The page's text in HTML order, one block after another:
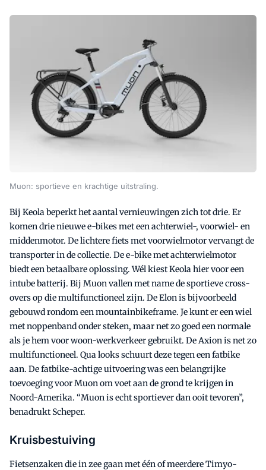
Muon: sportieve en krachtige uitstraling.
Bij Keola beperkt het aantal vernieuwingen zich tot drie. Er
komen drie nieuwe e-bikes met een achterwiel-, voorwiel- en
middenmotor. De lichtere fiets met voorwielmotor vervangt de
transporter in de collectie. De e-bike met achterwielmotor
biedt een betaalbare oplossing. Wél kiest Keola hier voor een
intube batterij. Bij Muon vallen met name de sportieve cross-
overs op die multifunctioneel zijn. De Elon is bijvoorbeeld
gebouwd rondom een mountainbikeframe. Je kunt er een wiel
met noppenband onder steken, maar net zo goed een normale
als je hem voor woon-werkverkeer gebruikt. De Axion is net zo
multifunctioneel. Qua looks schuurt deze tegen een fatbike
aan. De fatbike-achtige uitvoering was een belangrijke
toevoeging voor Muon om voet aan de grond te krijgen in
Noord-Amerika. “Muon is echt sportiever dan ooit tevoren”,
benadrukt Scheper.
Kruisbestuiving
Fietsenzaken die in zee gaan met één of meerdere Timyo-